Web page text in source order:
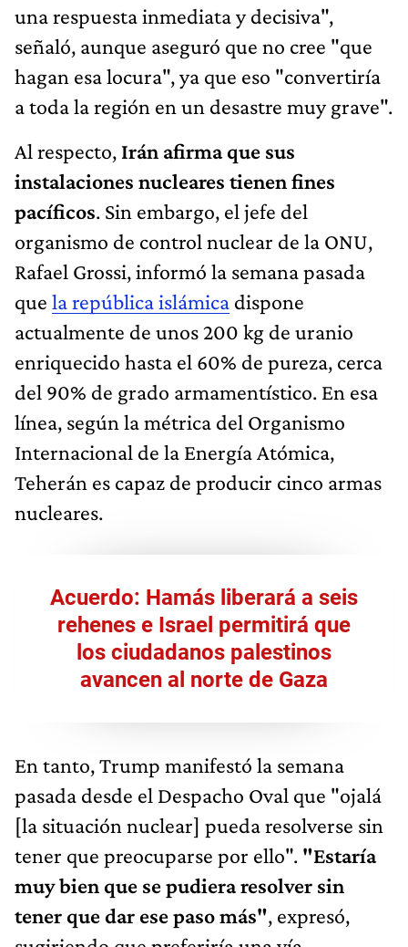
una respuesta inmediata y decisiva",
señaló, aunque aseguró que no cree "que
hagan esa locura", ya que eso "convertiría
a toda la región en un desastre muy grave".
Al respecto, Irán afirma que sus
instalaciones nucleares tienen fines
pacíficos. Sin embargo, el jefe del
organismo de control nuclear de la ONU,
Rafael Grossi, informó la semana pasada
que la república islámica dispone
actualmente de unos 200 kg de uranio
enriquecido hasta el 60% de pureza, cerca
del 90% de grado armamentístico. En esa
línea, según la métrica del Organismo
Internacional de la Energía Atómica,
Teherán es capaz de producir cinco armas
nucleares.
Acuerdo: Hamás liberará a seis
rehenes e Israel permitirá que
los ciudadanos palestinos
avancen al norte de Gaza
En tanto, Trump manifestó la semana
pasada desde el Despacho Oval que "ojalá
[la situación nuclear] pueda resolverse sin
tener que preocuparse por ello". "Estaría
muy bien que se pudiera resolver sin
tener que dar ese paso más", expresó,